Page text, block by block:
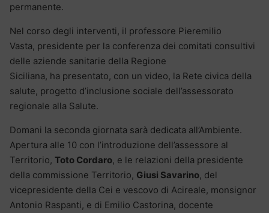
permanente.
Nel corso degli interventi, il professore Pieremilio
Vasta, presidente per la conferenza dei comitati consultivi
delle aziende sanitarie della Regione
Siciliana, ha presentato, con un video, la Rete civica della
salute, progetto d’inclusione sociale dell’assessorato
regionale alla Salute.
Domani la seconda giornata sarà dedicata all’Ambiente.
Apertura alle 10 con l’introduzione dell’assessore al
Territorio, Toto Cordaro, e le relazioni della presidente
della commissione Territorio, Giusi Savarino, del
vicepresidente della Cei e vescovo di Acireale, monsignor
Antonio Raspanti, e di Emilio Castorina, docente